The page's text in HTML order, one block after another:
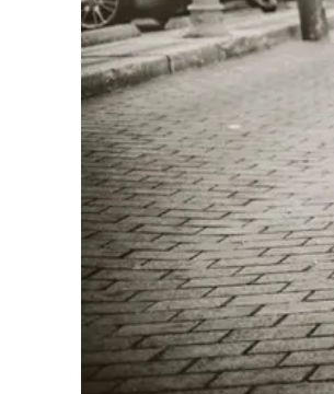
Economia e Lavoro